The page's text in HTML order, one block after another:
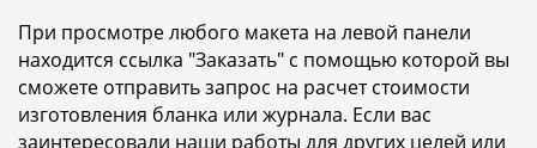
При просмотре любого макета на левой панели
находится ссылка "Заказать" с помощью которой вы
сможете отправить запрос на расчет стоимости
изготовления бланка или журнала. Если вас
заинтересовали наши работы для других целей или